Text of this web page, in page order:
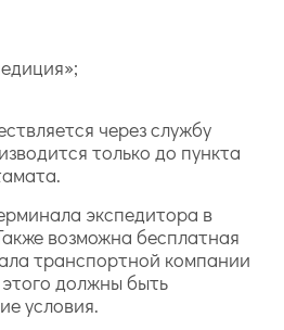
через службу
только до пункта
экспедитора в
возможна бесплатная
транспортной компании
должны быть
условия.